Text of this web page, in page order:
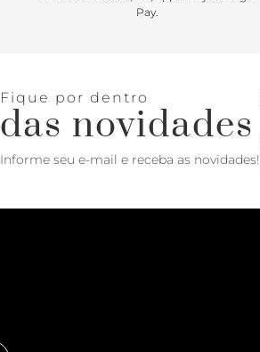
Pay.
Fique por dentro
das novidades
Informe seu e-mail e receba as novidades!